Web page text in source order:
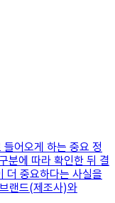
어오게 하는 중요 정
분에 따라 확인한 뒤 결
더 중요하다는 사실을
랜드(제조사)와